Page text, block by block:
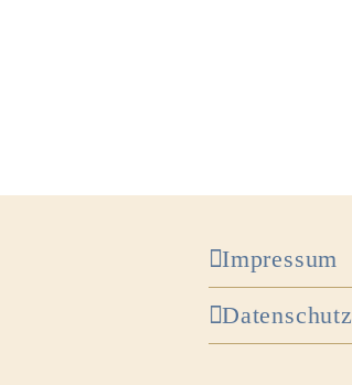
Impressum
Datenschutz